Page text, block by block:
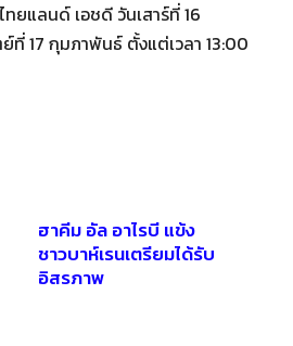
ยแลนด์ เอชดี วันเสาร์ที่ 16
ที่ 17 กุมภาพันธ์ ตั้งแต่เวลา 13:00
ฮาคีม อัล อาไรบี แข้ง
ชาวบาห์เรนเตรียมได้รับ
อิสรภาพ